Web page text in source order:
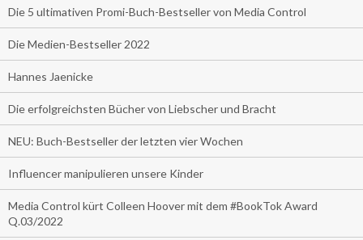
Die 5 ultimativen Promi-Buch-Bestseller von Media Control
Die Medien-Bestseller 2022
Hannes Jaenicke
Die erfolgreichsten Bücher von Liebscher und Bracht
NEU: Buch-Bestseller der letzten vier Wochen
Influencer manipulieren unsere Kinder
Media Control kürt Colleen Hoover mit dem #BookTok Award
Q.03/2022